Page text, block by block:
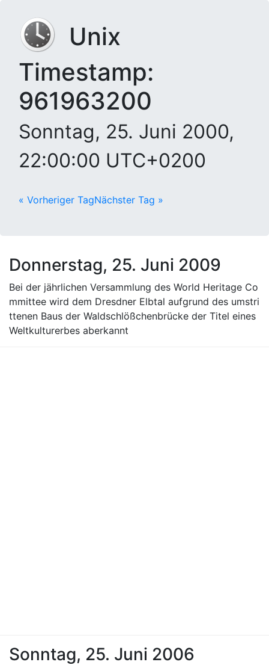
Unix
Timestamp:
961963200
Sonntag, 25. Juni 2000,
22:00:00 UTC+0200
« Vorheriger TagNächster Tag »
Donnerstag, 25. Juni 2009
Bei der jährlichen Versammlung des World Heritage Co
mmittee wird dem Dresdner Elbtal aufgrund des umstri
ttenen Baus der Waldschlößchenbrücke der Titel eines
Weltkulturerbes aberkannt
Sonntag, 25. Juni 2006